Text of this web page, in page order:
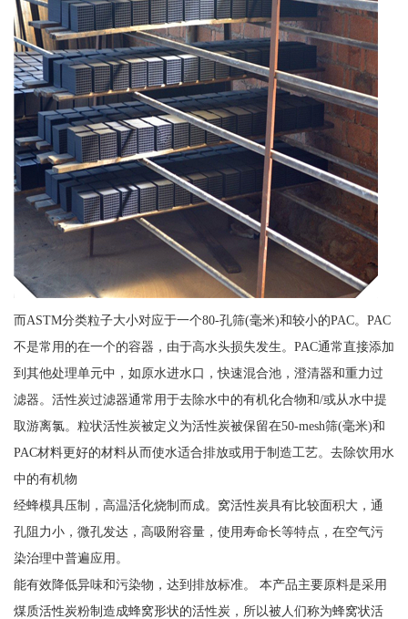
而ASTM分类粒子大小对应于一个80-孔筛(毫米)和较小的PAC。PAC
不是常用的在一个的容器，由于高水头损失发生。PAC通常直接添加
到其他处理单元中，如原水进水口，快速混合池，澄清器和重力过
滤器。活性炭过滤器通常用于去除水中的有机化合物和/或从水中提
取游离氯。粒状活性炭被定义为活性炭被保留在50-mesh筛(毫米)和
PAC材料更好的材料从而使水适合排放或用于制造工艺。去除饮用水
中的有机物
经蜂模具压制，高温活化烧制而成。窝活性炭具有比较面积大，通
孔阻力小，微孔发达，高吸附容量，使用寿命长等特点，在空气污
染治理中普遍应用。
能有效降低异味和污染物，达到排放标准。 本产品主要原料是采用
煤质活性炭粉制造成蜂窝形状的活性炭，所以被人们称为蜂窝状活